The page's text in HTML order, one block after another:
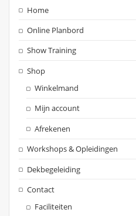
Home
Online Planbord
Show Training
Shop
Winkelmand
Mijn account
Afrekenen
Workshops & Opleidingen
Dekbegeleiding
Contact
Faciliteiten